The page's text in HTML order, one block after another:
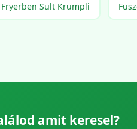
Sult Krumpli
amit keresel?